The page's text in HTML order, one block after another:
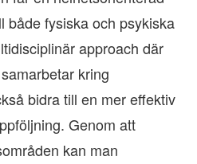
både fysiska och psykiska
approach där
kring
bidra till en mer effektiv
Genom att
kan man